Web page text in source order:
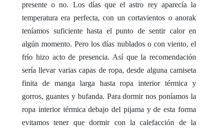
presente o no. Los días que el astro rey aparecía la
temperatura era perfecta, con un cortavientos o anorak
teníamos suficiente hasta el punto de sentir calor en
algún momento. Pero los días nublados o con viento, el
frío hizo acto de presencia. Así que la recomendación
sería llevar varias capas de ropa, desde alguna camiseta
finita de manga larga hasta ropa interior térmica y
gorros, guantes y bufanda. Para dormir nos poníamos la
ropa interior térmica debajo del pijama y de esta forma
evitamos tener que dormir con la calefacción de la